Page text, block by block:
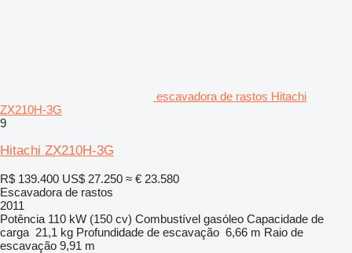
escavadora de rastos Hitachi
ZX210H-3G
9
Hitachi ZX210H-3G
R$ 139.400 US$ 27.250 ≈ € 23.580
Escavadora de rastos
2011
Potência 110 kW (150 cv) Combustível gasóleo Capacidade de
carga 21,1 kg Profundidade de escavação 6,66 m Raio de
escavação 9,91 m